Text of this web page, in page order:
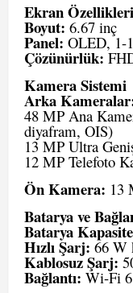
Ekran Özellikleri
Boyut: 6.67 inç
Panel: OLED, 1-
Çözünürlük:
Kamera Sistemi
Arka
48 MP Ana
diyafram, OIS)
13 MP Ultra
12 MP Telefoto
Ön Kamera: 13
Batarya ve
Batarya
Hızlı Şarj: 66 W
Kablosuz Şarj:
Bağlantı: Wi-Fi